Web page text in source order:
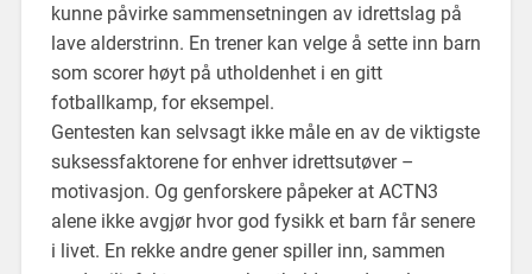
kunne påvirke sammensetningen av idrettslag på
lave alderstrinn. En trener kan velge å sette inn barn
som scorer høyt på utholdenhet i en gitt
fotballkamp, for eksempel.
Gentesten kan selvsagt ikke måle en av de viktigste
suksessfaktorene for enhver idrettsutøver –
motivasjon. Og genforskere påpeker at ACTN3
alene ikke avgjør hvor god fysikk et barn får senere
i livet. En rekke andre gener spiller inn, sammen